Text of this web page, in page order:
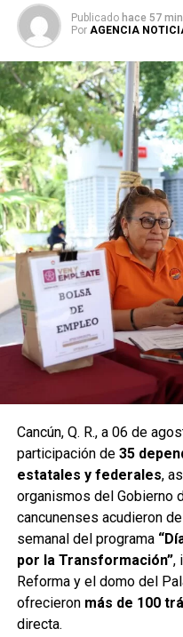
Publicado hace 57
Por AGENCIA
Cancún, Q. R., a 06 de
participación de 35
estatales y federales,
organismos del Gobierno
cancunenses acudieron
semanal del programa
por la Transformación”,
Reforma y el domo del
ofrecieron más de 100
directa.